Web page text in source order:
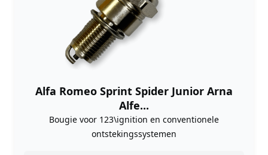
Alfa Romeo Sprint Spider Junior Arna
Alfe...
Bougie voor 123\ignition en conventionele
ontstekingssystemen